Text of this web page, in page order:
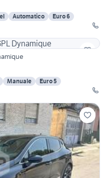
Automatico
Euro 6
Manuale
Euro 5